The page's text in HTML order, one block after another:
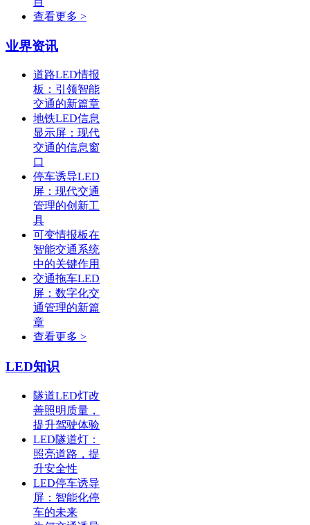
查看更多 >
业界资讯
道路LED情报
板：引领智能
交通的新篇章
地铁LED信息
显示屏：现代
交通的信息窗
口
停车诱导LED
屏：现代交通
管理的创新工
具
可变情报板在
智能交通系统
中的关键作用
交通拖车LED
屏：数字化交
通管理的新篇
章
查看更多 >
LED知识
隧道LED灯改
善照明质量，
提升驾驶体验
LED隧道灯：
照亮道路，提
升安全性
LED停车诱导
屏：智能化停
车的未来